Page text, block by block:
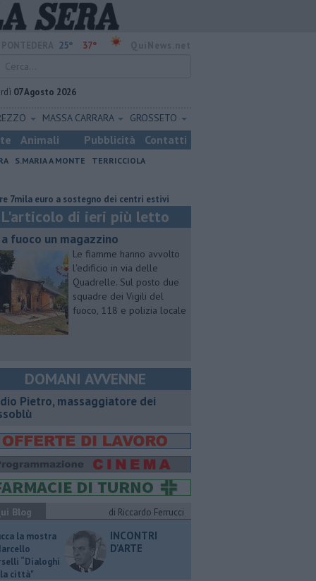
25° 37°
07 Agosto 2026
MASSA CARRARA GROSSETO
Animali Pubblicità Contatti
S.MARIA A MONTE
TERRICCIOLA
a sostegno dei centri estivi Retiambiente, M5S: "Nessun legame
L'articolo di ieri più letto
a fuoco un magazzino
Le fiamme hanno avvolto
l'edificio in via delle
Quadrelle. Sul posto due
squadre dei Vigili del
fuoco, 118 e polizia locale
DOMANI AVVENNE
Pietro, massaggiatore dei
Blog
di Riccardo Ferrucci
la mostra
“Dialoghi
città"
INCONTRI
D'ARTE